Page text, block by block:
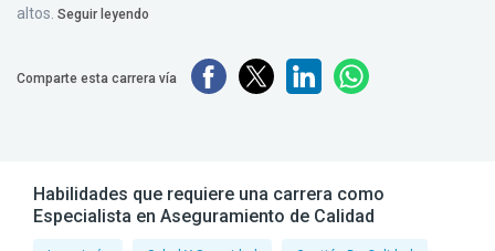
altos. Seguir leyendo
Comparte esta carrera vía
Habilidades que requiere una carrera como
Especialista en Aseguramiento de Calidad